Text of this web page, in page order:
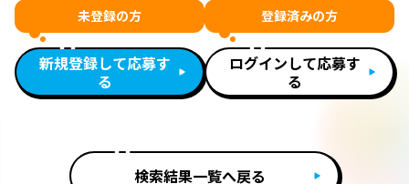
未登録の方
新規登録して応募す
る
登録済みの方
ログインして応募す
る
検索結果一覧へ戻る